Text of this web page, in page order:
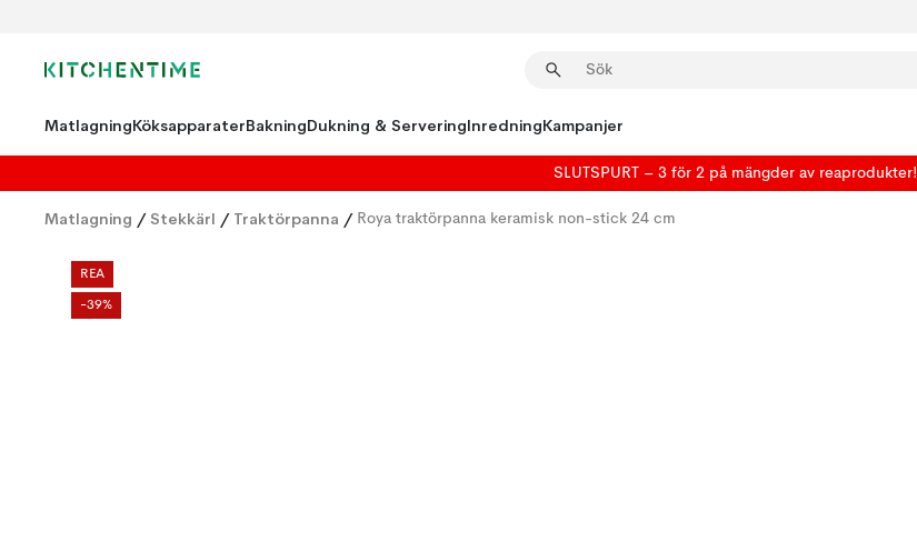
MatlagningKöksapparaterBakningDukning & ServeringInredningKampanjer
SLUTSPURT – 3 för 2 på mängder av reaprodukter!
Matlagning / Stekkärl / Traktörpanna / Roya traktörpanna keramisk non-stick 24 cm
REA
-39%